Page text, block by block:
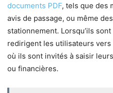
documents PDF, tels que des
avis de passage, ou même
stationnement. Lorsqu’ils
redirigent les utilisateurs
où ils sont invités à saisir
ou financières.